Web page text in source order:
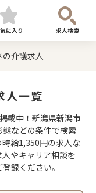
に入り 求人検索
介護求人
人一覧
載中！新潟県新潟市
などの条件で検索
給1,350円の求人な
やキャリア相談を
録ください。